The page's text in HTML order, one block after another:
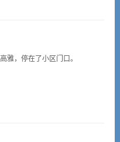
雅，停在了小区门口。